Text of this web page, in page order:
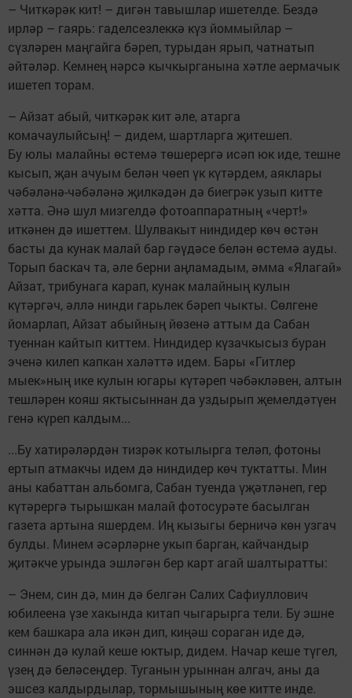
– Читкәрәк кит! – дигән тавышлар ишетелде. Бездә
ирләр – гаярь: гаделсезлеккә күз йоммыйлар –
сүзләрен маңгайга бәреп, турыдан ярып, чатнатып
әйтәләр. Кемнең нәрсә кычкырганына хәтле аермачык
ишетеп торам.
– Айзат абый, читкәрәк кит әле, атарга
комачаулыйсың! – дидем, шартларга җитешеп.
Бу юлы малайны өстемә төшерергә исәп юк иде, тешне
кысып, җан ачуым белән чөеп үк күтәрдем, аяклары
чәбәләнә-чәбәләнә җилкәдән дә биегрәк узып китте
хәтта. Әнә шул мизгелдә фотоаппаратның «черт!»
иткәнен дә ишеттем. Шулвакыт ниндидер көч өстән
басты да кунак малай бар гәүдәсе белән өстемә ауды.
Торып баскач та, әле берни аңламадым, әмма «Ялагай»
Айзат, трибунага карап, кунак малайның кулын
күтәргәч, әллә нинди гарьлек бәреп чыкты. Сөлгене
йомарлап, Айзат абыйның йөзенә аттым да Сабан
туеннан кайтып киттем. Ниндидер күзачкысыз буран
эченә килеп капкан халәттә идем. Бары «Гитлер
мыек»ның ике кулын югары күтәреп чәбәкләвен, алтын
тешләрен кояш яктысыннан да уздырып җемелдәтүен
генә күреп калдым...
...Бу хатирәләрдән тизрәк котылырга теләп, фотоны
ертып атмакчы идем дә ниндидер көч туктатты. Мин
аны кабаттан альбомга, Сабан туенда үҗәтләнеп, гер
күтәрергә тырышкан малай фотосурәте басылган
газета артына яшердем. Иң кызыгы берничә көн узгач
булды. Минем әсәрләрне укып барган, кайчандыр
җитәкче урында эшләгән бер карт агай шалтыратты:
– Энем, син дә, мин дә белгән Салих Сафиуллович
юбилеена үзе хакында китап чыгарырга тели. Бу эшне
кем башкара ала икән дип, киңәш сораган иде дә,
синнән дә кулай кеше юктыр, дидем. Начар кеше түгел,
үзең дә беләсеңдер. Туганын урыннан алгач, аны да
эшсез калдырдылар, тормышының көе китте инде.